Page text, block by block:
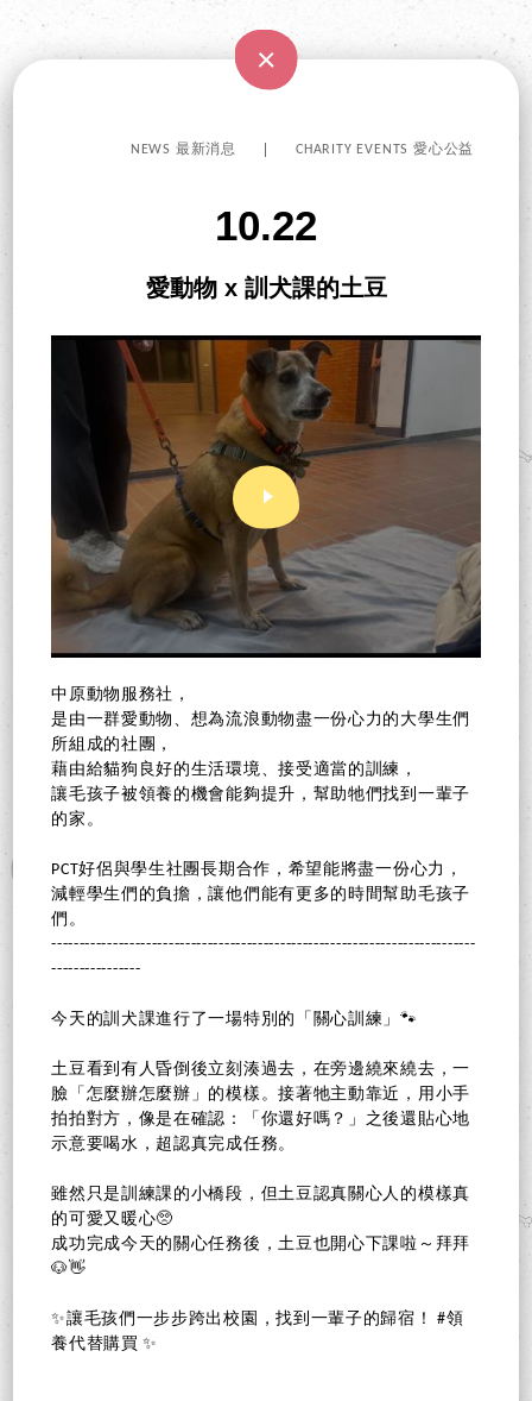
NEWS 最新消息 CHARITY EVENTS 愛心公益
10.22
愛動物 x 訓犬課的土豆
中原動物服務社，
是由一群愛動物、想為流浪動物盡一份心力的大學生們
所組成的社團，
藉由給貓狗良好的生活環境、接受適當的訓練，
讓毛孩子被領養的機會能夠提升，幫助牠們找到一輩子
的家。
PCT好侶與學生社團長期合作，希望能將盡一份心力，
減輕學生們的負擔，讓他們能有更多的時間幫助毛孩子
們。
----------------------------------------------------------------------------
----------------
今天的訓犬課進行了一場特別的「關心訓練」🐾
土豆看到有人昏倒後立刻湊過去，在旁邊繞來繞去，一
臉「怎麼辦怎麼辦」的模樣。接著牠主動靠近，用小手
拍拍對方，像是在確認：「你還好嗎？」之後還貼心地
示意要喝水，超認真完成任務。
雖然只是訓練課的小橋段，但土豆認真關心人的模樣真
的可愛又暖心🥺
成功完成今天的關心任務後，土豆也開心下課啦～拜拜
🐶👋
✨讓毛孩們一步步跨出校園，找到一輩子的歸宿！ #領
養代替購買 ✨